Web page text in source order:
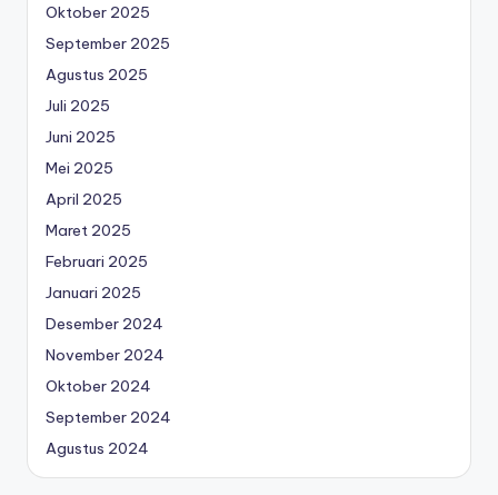
Oktober 2025
September 2025
Agustus 2025
Juli 2025
Juni 2025
Mei 2025
April 2025
Maret 2025
Februari 2025
Januari 2025
Desember 2024
November 2024
Oktober 2024
September 2024
Agustus 2024